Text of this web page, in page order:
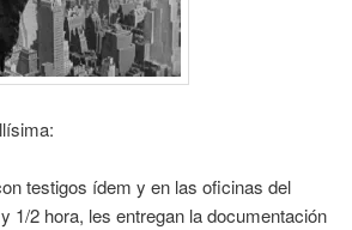
testigos ídem y en las oficinas del
1/2 hora, les entregan la documentación